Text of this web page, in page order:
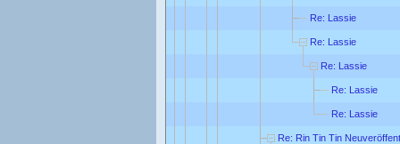
Re: Lassie
Re: Lassie
Re: Lassie
Re: Lassie
Re: Lassie
Re: Rin Tin Tin